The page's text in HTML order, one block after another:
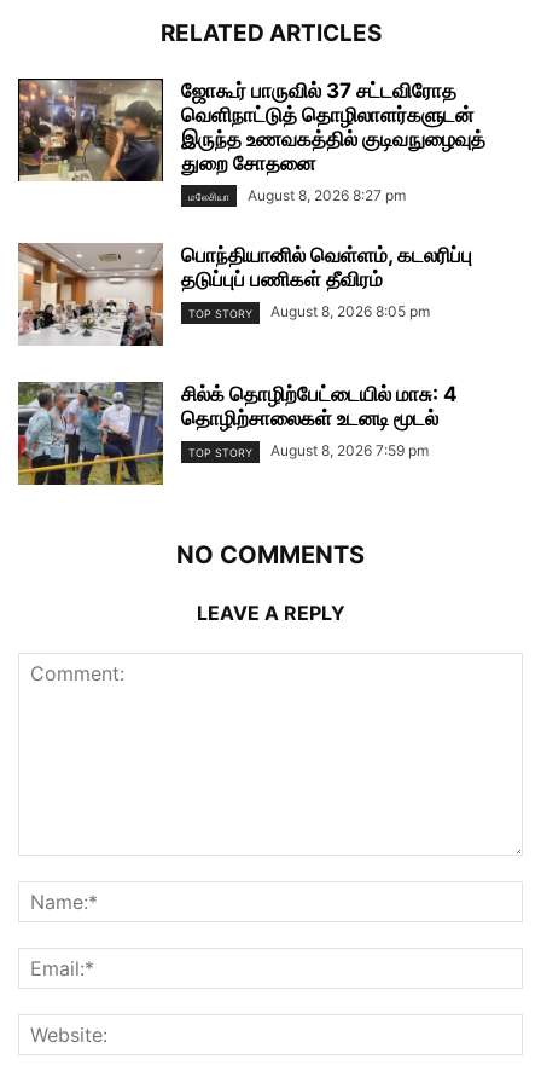
RELATED ARTICLES
ஜோகூர் பாருவில் 37 சட்டவிரோத
வெளிநாட்டுத் தொழிலாளர்களுடன்
இருந்த உணவகத்தில் குடிவநுழைவுத்
துறை சோதனை
மலேசியா August 8, 2026 8:27 pm
பொந்தியானில் வெள்ளம், கடலரிப்பு
தடுப்புப் பணிகள் தீவிரம்
TOP STORY August 8, 2026 8:05 pm
சில்க் தொழிற்பேட்டையில் மாசு: 4
தொழிற்சாலைகள் உடனடி மூடல்
TOP STORY August 8, 2026 7:59 pm
NO COMMENTS
LEAVE A REPLY